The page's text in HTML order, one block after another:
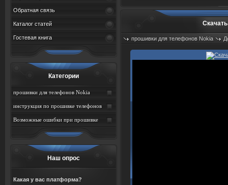
Обратная связь
Каталог статей
Гостевая книга
Категории
прошивки для телефонов Nokia
инструкция по прошивке телефонов
Nokia
Возможные ошибки при прошивке
телефонов nokia и способы их
устранения
Наш опрос
Какая у вас платформа?
прошивки для телефонов Nokia
Просмотров: 690